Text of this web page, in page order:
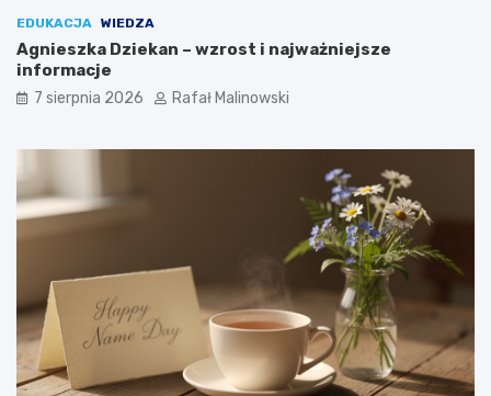
EDUKACJA WIEDZA
Agnieszka Dziekan – wzrost i najważniejsze
informacje
7 sierpnia 2026 Rafał Malinowski